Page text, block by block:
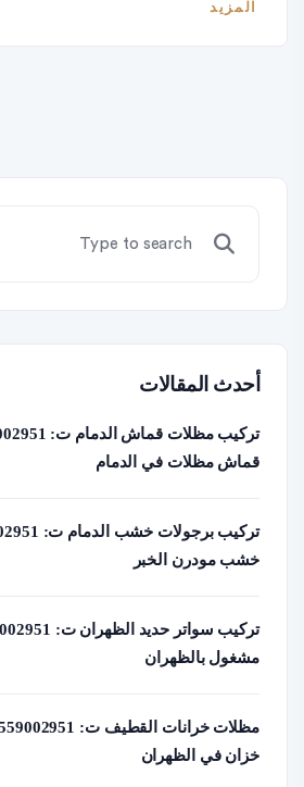
المزيد
أحدث المقالات
قماش مظلات في الدمام
خشب مودرن الخبر
مشغول بالظهران
خزان في الظهران